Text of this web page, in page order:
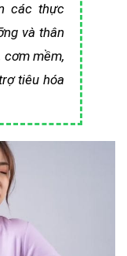
các thực
và thân
mềm,
tiêu hóa